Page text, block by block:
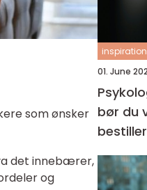
som ønsker
det innebærer,
og
inspiration
01. June
bør du